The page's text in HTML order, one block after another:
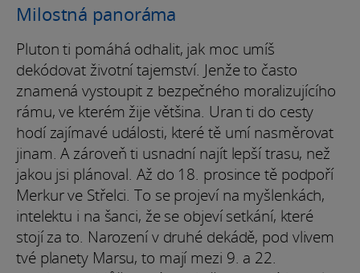
Milostná panoráma
Pluton ti pomáhá odhalit, jak moc umíš
dekódovat životní tajemství. Jenže to často
znamená vystoupit z bezpečného moralizujícího
rámu, ve kterém žije většina. Uran ti do cesty
hodí zajímavé události, které tě umí nasměrovat
jinam. A zároveň ti usnadní najít lepší trasu, než
jakou jsi plánoval. Až do 18. prosince tě podpoří
Merkur ve Střelci. To se projeví na myšlenkách,
intelektu i na šanci, že se objeví setkání, které
stojí za to. Narození v druhé dekádě, pod vlivem
tvé planety Marsu, to mají mezi 9. a 22.